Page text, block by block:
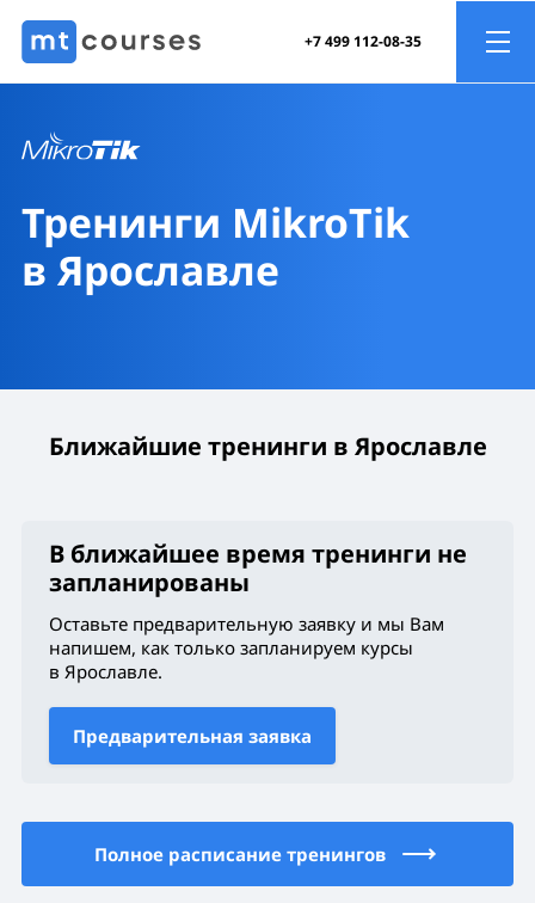
+7 499 112-08-35
Тренинги MikroTik
в Ярославле
Ближайшие тренинги в Ярославле
В ближайшее время тренинги не
запланированы
Оставьте предварительную заявку и мы Вам
напишем, как только запланируем курсы
в Ярославле.
Предварительная заявка
Полное расписание тренингов